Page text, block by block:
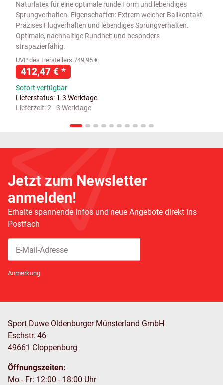
Naturlatex für eine optimale runde Form und lebendiges
Sprungverhalten. Eigenschaften: Extrem weicher Ballkontakt.
Präzises Flugverhalten und lebendiges Sprungverhalten.
Optimale, nachhaltige Rundheit und besonders
strapazierfähig.
UVP des Herstellers 749,95 €
412,47 € *
Sofort verfügbar
Lieferstatus: 1-3 Werktage
Lieferzeit:2 - 3 Werktage
Jetzt zum Newsletter
anmelden!
Erhalte spannende Infos und neue Angebote direkt ins
Postfach
Anmerkung
Sport Duwe Oldenburger Münsterland GmbH
Eschstr. 46
49661 Cloppenburg
Öffnungszeiten:
Mo - Fr: 12:00 - 18:00 Uhr